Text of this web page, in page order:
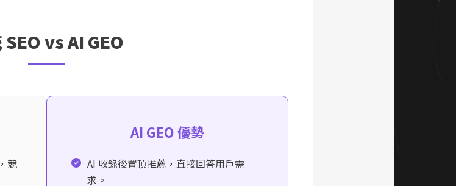
SEO vs AI GEO
競
AI GEO 優勢
AI 收錄後置頂推薦，直接回答用戶需
求。